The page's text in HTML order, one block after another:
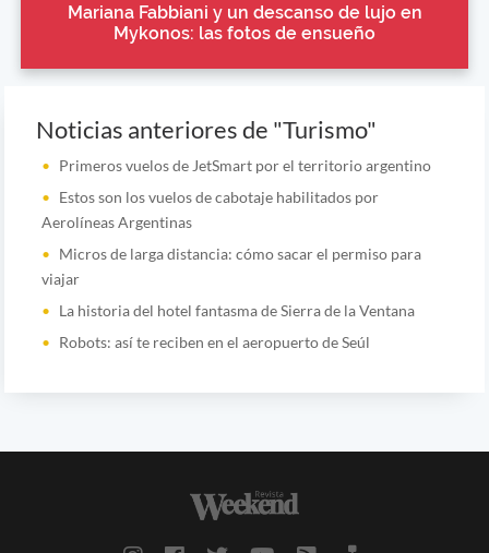
Mariana Fabbiani y un descanso de lujo en
Mykonos: las fotos de ensueño
Noticias anteriores de "Turismo"
Primeros vuelos de JetSmart por el territorio argentino
Estos son los vuelos de cabotaje habilitados por
Aerolíneas Argentinas
Micros de larga distancia: cómo sacar el permiso para
viajar
La historia del hotel fantasma de Sierra de la Ventana
Robots: así te reciben en el aeropuerto de Seúl